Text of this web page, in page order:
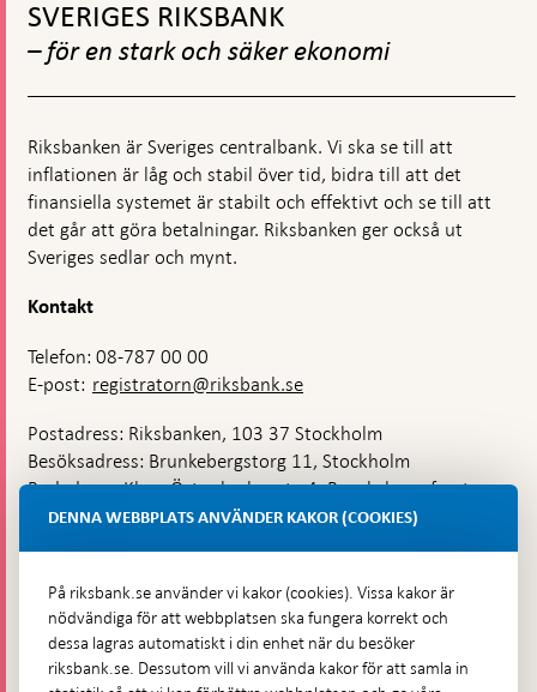
toppnavigation
SVERIGES RIKSBANK
– för en stark och säker ekonomi
Riksbanken är Sveriges centralbank. Vi ska se till att
inflationen är låg och stabil över tid, bidra till att det
finansiella systemet är stabilt och effektivt och se till att
det går att göra betalningar. Riksbanken ger också ut
Sveriges sedlar och mynt.
Kontakt
Telefon: 08-787 00 00
E-post: registratorn@riksbank.se
Postadress: Riksbanken, 103 37 Stockholm
Besöksadress: Brunkebergstorg 11, Stockholm
Budadress: Klara Östra kyrkogata 4, Brunkebergsfaret,
Lastplats 6
Hitta direkt
DENNA WEBBPLATS ANVÄNDER KAKOR (COOKIES)
På riksbank.se använder vi kakor (cookies). Vissa kakor är
nödvändiga för att webbplatsen ska fungera korrekt och
dessa lagras automatiskt i din enhet när du besöker
riksbank.se. Dessutom vill vi använda kakor för att samla in